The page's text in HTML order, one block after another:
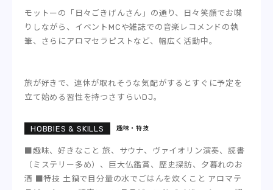
モットーの「日々ごきげんさん」の通り、日々笑顔でお喋
りしながら、イベントMCや雑誌での音楽レコメンドの執
筆、さらにアロマセラピストなど、幅広く活動中。
旅が好きで、連休が取れそうな気配がするとすぐに予定を
立て始める習性を持つさすらいDJ。
趣味・特技
■趣味、好きなこと 旅、サウナ、ヴァイオリン演奏、読書
（ミステリー多め）、巨大仏鑑賞、歴史探訪、夕暮れのお
酒 ■特技 土鍋で目分量の水でごはんを炊くこと アロマテ